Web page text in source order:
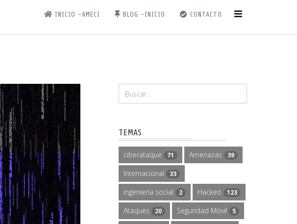
INICIO -AMECI BLOG -INICIO CONTACTO
TEMAS
ciberataque 71 Amenazas 39
Internacional 33
ingenieria social 2 Hackeo 123
Ataques 20 Seguridad Móvil 5